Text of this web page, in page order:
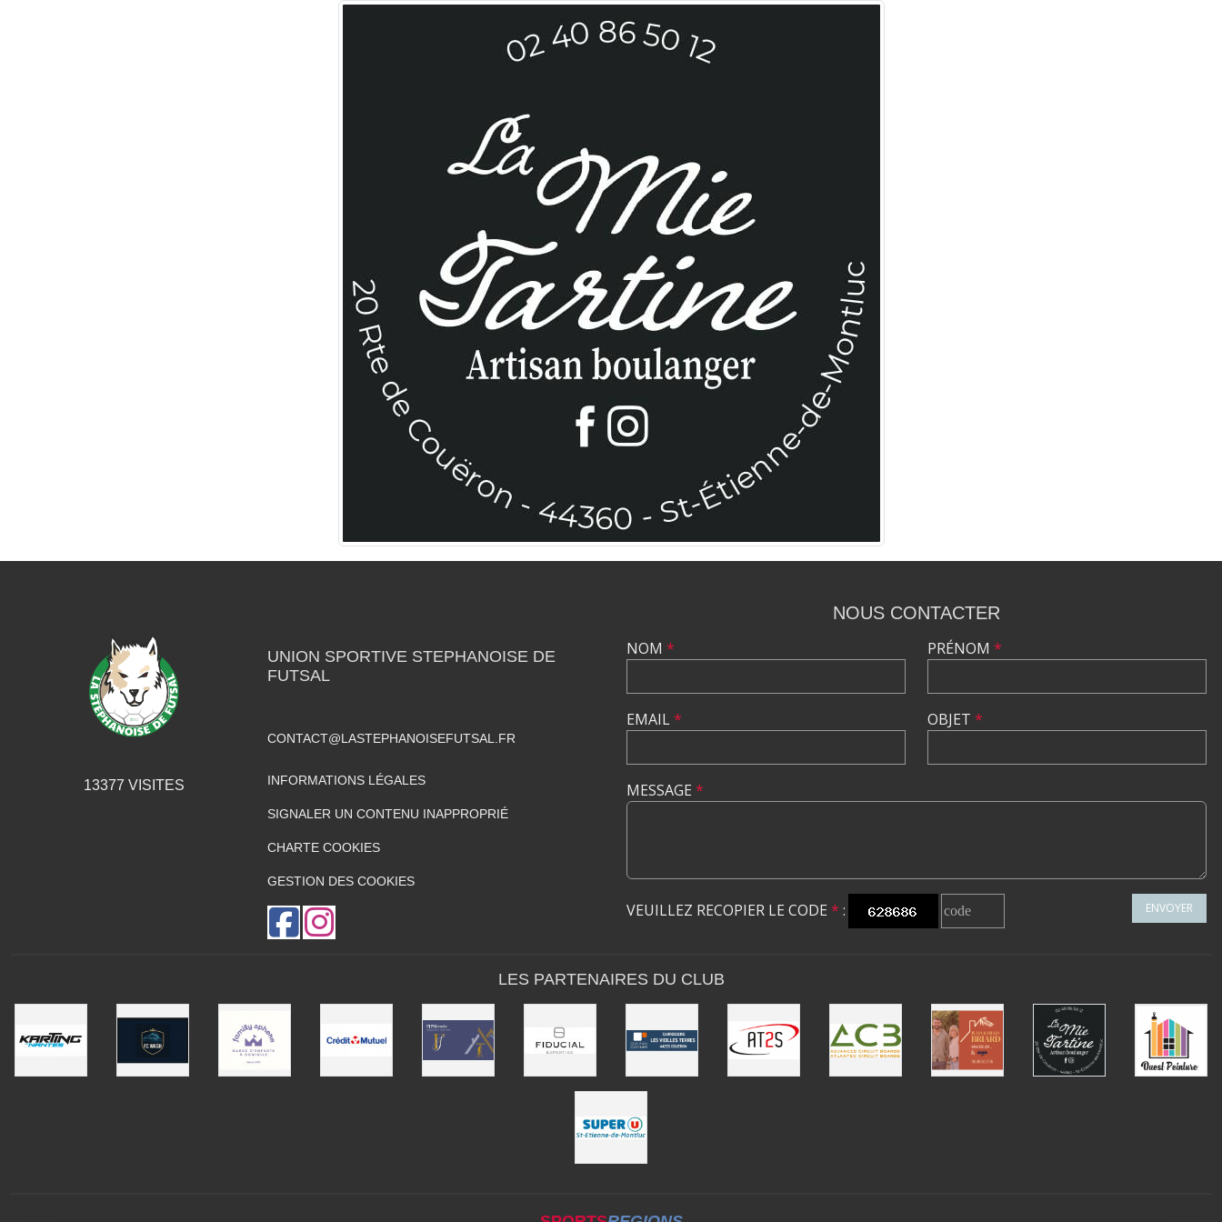
13377 VISITES
UNION SPORTIVE STEPHANOISE DE
FUTSAL
CONTACT@LASTEPHANOISEFUTSAL.FR
INFORMATIONS LÉGALES
SIGNALER UN CONTENU INAPPROPRIÉ
CHARTE COOKIES
GESTION DES COOKIES
NOUS CONTACTER
NOM *
EMAIL*
PRÉNOM *
OBJET *
MESSAGE *
VEUILLEZ RECOPIER LE CODE * : ENVOYER
LES PARTENAIRES DU CLUB